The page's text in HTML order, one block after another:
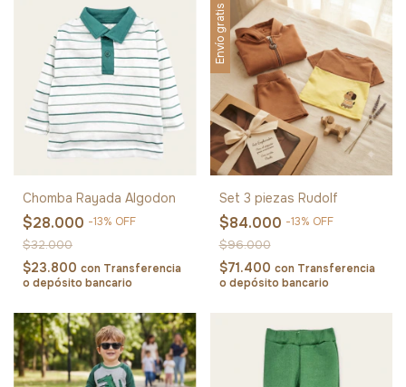
Chomba Rayada Algodon
$28.000 -13% OFF
$32.000
$23.800 con Transferencia
o depósito bancario
Envío gratis
Set 3 piezas Rudolf
$84.000 -13% OFF
$96.000
$71.400 con Transferencia
o depósito bancario